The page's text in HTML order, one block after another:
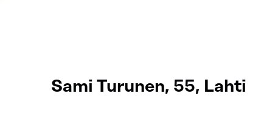
Sami Turunen, 55, Lahti